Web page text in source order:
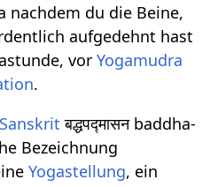
nachdem du die Beine,
aufgedehnt hast
vorYogamudra
.
Sanskrit बद्धपद्मासन baddha-
Bezeichnung
Yogastellung, ein